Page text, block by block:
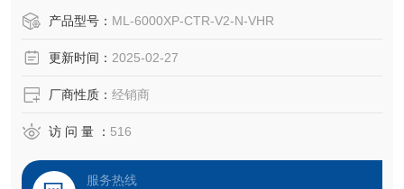
■ 通用规格和真空高分辨率规格机型新上市
产品型号： ML-6000XP-CTR-V2-N-VHR
更新时间： 2025-02-27
厂商性质： 经销商
访 问 量 ： 516
服务热线